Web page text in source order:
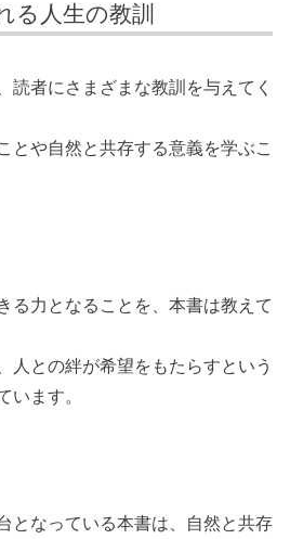
る人生の教訓
読者にさまざまな教訓を与えてく
とや自然と共存する意義を学ぶこ
る力となることを、本書は教えて
人との絆が希望をもたらすという
います。
となっている本書は、自然と共存